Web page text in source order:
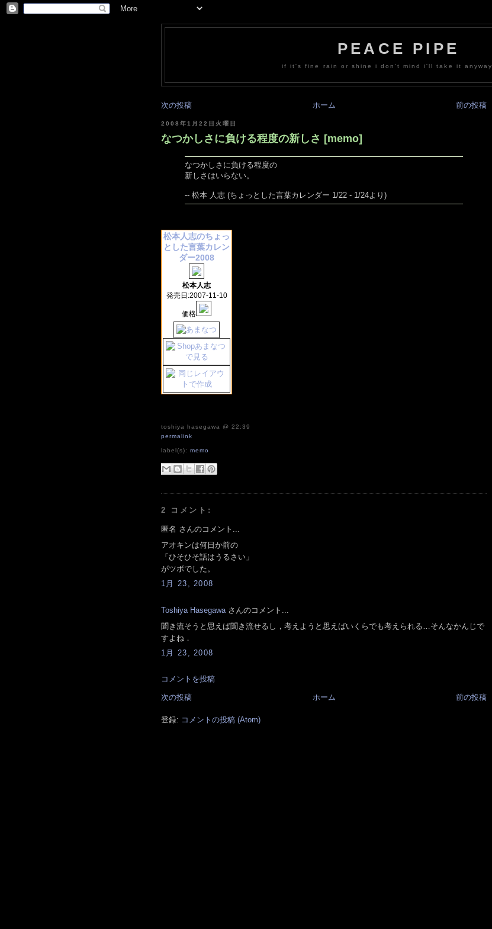
PEACE PIPE
if it's fine rain or shine i don't mind i'll take it anyway
次の投稿 前の投稿
ホーム
2008年1月22日火曜日
なつかしさに負ける程度の新しさ [memo]
なつかしさに負ける程度の
新しさはいらない。
-- 松本 人志 (ちょっとした言葉カレンダー 1/22 - 1/24より)
松本人志のちょっ
とした言葉カレン
ダー2008
松本人志
発売日:2007-11-10
価格
toshiya hasegawa @ 22:39
permalink
label(s):memo
2 コメント:
匿名 さんのコメント...
アオキンは何日か前の
「ひそひそ話はうるさい」
がツボでした。
1月 23, 2008
Toshiya Hasegawaさんのコメント...
聞き流そうと思えば聞き流せるし，考えようと思えばいくらでも考えられる…そんなかんじで
すよね．
1月 23, 2008
コメントを投稿
次の投稿 前の投稿
ホーム
登録: コメントの投稿 (Atom)